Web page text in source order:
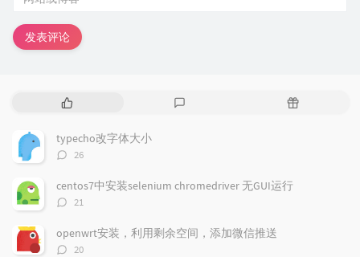
发表评论
热
章
随
typecho改字体大小
评
数：
26
centos7中安装selenium chromedriver 无GUI运行
评
数：
21
openwrt安装，利用剩余空间，添加微信推送
评
20